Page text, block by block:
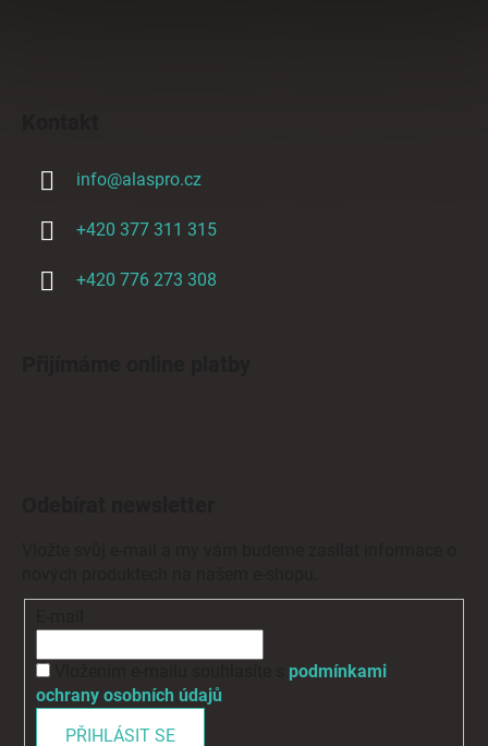
info@alaspro.cz
+420 377 311 315
+420 776 273 308
podmínkami
ochrany osobních údajů
PŘIHLÁSIT SE